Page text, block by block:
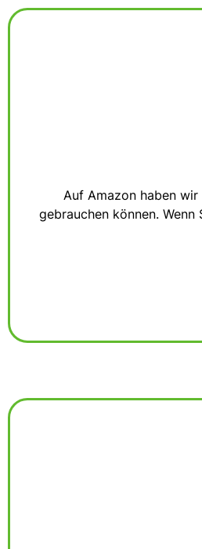
Auf Amazon haben
gebrauchen können.